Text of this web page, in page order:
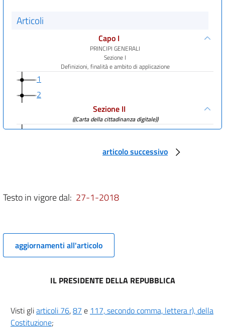
Articoli
Capo I
PRINCIPI GENERALI
Sezione I
Definizioni, finalità e ambito di applicazione
1
2
Sezione II
((Carta della cittadinanza digitale))
3
5
6 bis
6 ter
8
articolo successivo
Testo in vigore dal: 27-1-2018
aggiornamenti all'articolo
IL PRESIDENTE DELLA REPUBBLICA
Visti gliarticoli 76,87 e 117, secondo comma, lettera r), della
Costituzione;